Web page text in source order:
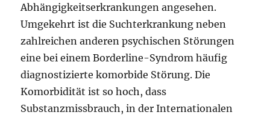
Abhängigkeitserkrankungen angesehen.
Umgekehrt ist die Suchterkrankung neben
zahlreichen anderen psychischen Störungen
eine bei einem Borderline-Syndrom häufig
diagnostizierte komorbide Störung. Die
Komorbidität ist so hoch, dass
Substanzmissbrauch, in der Internationalen